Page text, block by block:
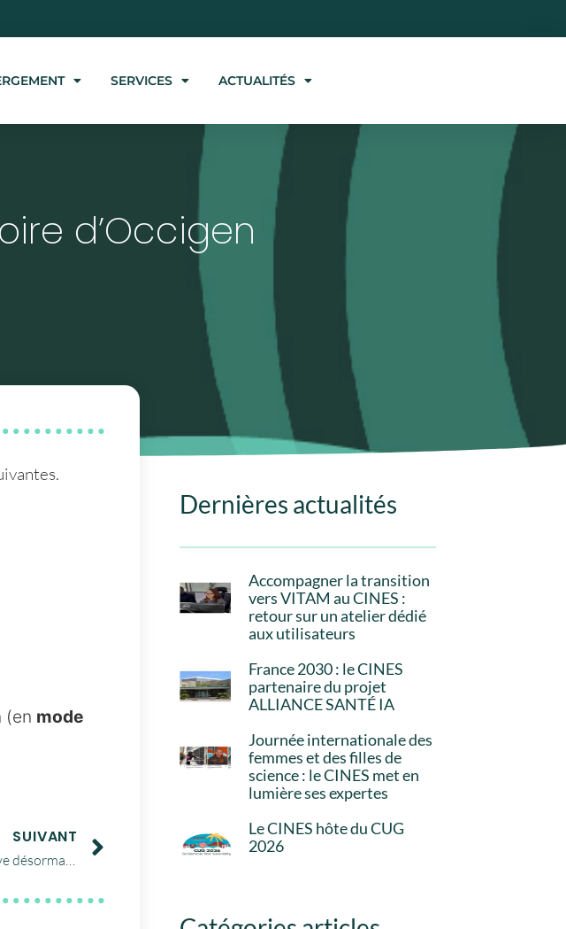
SERVICES ACTUALITÉS
d’Occigen
(en mode
SUIVANT
L’Université de Strasbourg archive désormais au CINES
Dernières actualités
Accompagner la transition
vers VITAM au CINES :
retour sur un atelier dédié
aux utilisateurs
France 2030 : le CINES
partenaire du projet
ALLIANCE SANTÉ IA
Journée internationale des
femmes et des filles de
science : le CINES met en
lumière ses expertes
Le CINES hôte du CUG
2026